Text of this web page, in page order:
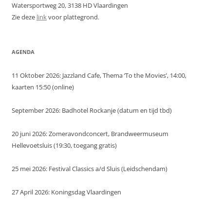
Watersportweg 20, 3138 HD Vlaardingen
Zie deze linkvoor plattegrond.
AGENDA
11 Oktober 2026: Jazzland Cafe, Thema ‘To the Movies’, 14:00,
kaarten 15:50 (online)
September 2026: Badhotel Rockanje (datum en tijd tbd)
20 juni 2026: Zomeravondconcert, Brandweermuseum
Hellevoetsluis (19:30, toegang gratis)
25 mei 2026: Festival Classics a/d Sluis (Leidschendam)
27 April 2026: Koningsdag Vlaardingen